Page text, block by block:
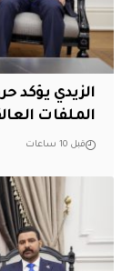
الزيدي يؤكد
الملفات
قبل 10 ساعات